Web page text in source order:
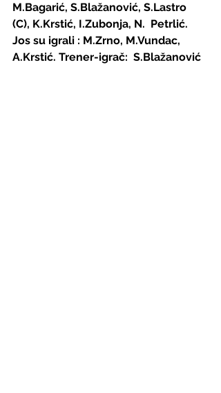
M.Bagarić, S.Blažanović, S.Lastro
(C), K.Krstić, I.Zubonja, N.  Petrlić.
Jos su igrali : M.Zrno, M.Vundac,
A.Krstić. Trener-igrač:  S.Blažanović